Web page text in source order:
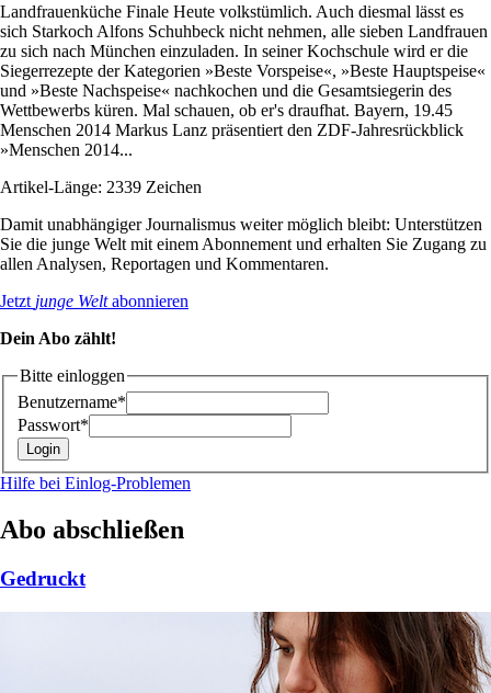
Landfrauenküche Finale Heute volkstümlich. Auch diesmal lässt es
sich Starkoch Alfons Schuhbeck nicht nehmen, alle sieben Landfrauen
zu sich nach München einzuladen. In seiner Kochschule wird er die
Siegerrezepte der Kategorien »Beste Vorspeise«, »Beste Hauptspeise«
und »Beste Nachspeise« nachkochen und die Gesamtsiegerin des
Wettbewerbs küren. Mal schauen, ob er's draufhat. Bayern, 19.45
Menschen 2014 Markus Lanz präsentiert den ZDF-Jahresrückblick
»Menschen 2014...
Artikel-Länge: 2339 Zeichen
Damit unabhängiger Journalismus weiter möglich bleibt: Unterstützen
Sie die junge Welt mit einem Abonnement und erhalten Sie Zugang zu
allen Analysen, Reportagen und Kommentaren.
Jetzt junge Weltabonnieren
Dein Abo zählt!
Bitte einloggen
Benutzername*
Passwort*
Hilfe bei Einlog-Problemen
Abo abschließen
Gedruckt